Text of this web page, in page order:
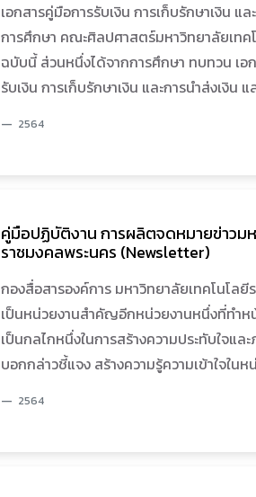
เอกสารคู่มือการรับเงิน การเก็บรักษาเงิน แล
การศึกษา คณะศิลปศาสตร์มหาวิทยาลัยเทค
ฉบับนี้ ส่วนหนึ่งได้จากการศึกษา ทบทวน เอ
รับเงิน การเก็บรักษาเงิน และการนำส่งเงิน
การเก็บรักษาเงิน และการนำส่งเงิน ได้อย่าง
ประสิทธิภาพ
2564
คู่มือปฏิบัติงาน การผลิตจดหมายข่าวม
ราชมงคลพระนคร (Newsletter)
กองสื่อสารองค์การ มหาวิทยาลัยเทคโนโลยี
เป็นหน่วยงานสำคัญอีกหน่วยงานหนึ่งที่ทำห
เป็นกลไกหนึ่งในการสร้างความประทับใจแ
บอกกล่าวชี้แจง สร้างความรู้ความเข้าใจใน
2564